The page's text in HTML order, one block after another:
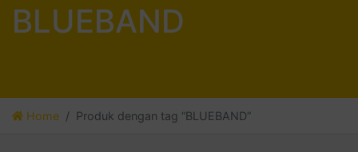
BLUEBAND
Home Produk dengan tag “BLUEBAND”